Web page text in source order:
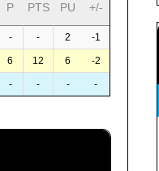
P PTS PU +/-
- - 2 -1
6 12 6 -2
- - - -